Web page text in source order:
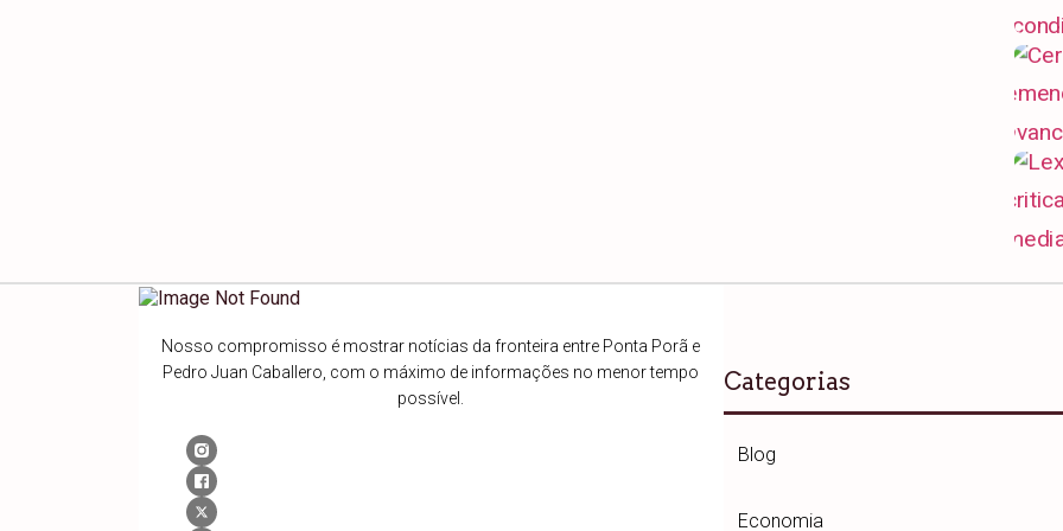
Nosso compromisso é mostrar notícias da fronteira entre Ponta Porã e
Pedro Juan Caballero, com o máximo de informações no menor tempo
possível.
Categorias
Blog
Economia